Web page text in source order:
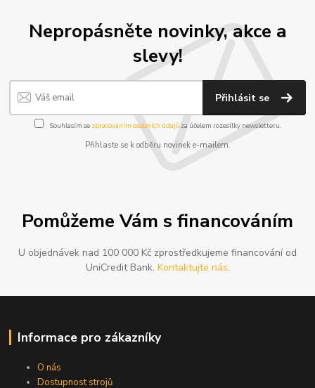
Nepropásněte novinky, akce a
slevy!
Přihlásit se
Souhlasím se zpracováním osobních údajůza účelem rozesílky newsletteru.
Přihlaste se k odběru novinek e-mailem.
Pomůžeme Vám s financováním
U objednávek nad 100 000 Kč zprostředkujeme financování od
UniCredit Bank. Kontaktujte nás.
Informace pro zákazníky
O nás
Dostupnost strojů